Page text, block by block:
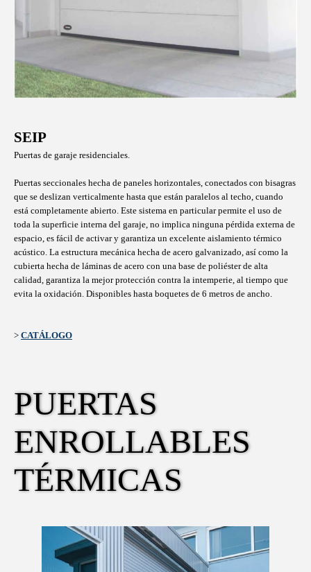
SEIP
Puertas de garaje residenciales.
Puertas seccionales hecha de paneles horizontales, conectados con bisagras
que se deslizan verticalmente hasta que están paralelos al techo, cuando
está completamente abierto. Este sistema en particular permite el uso de
toda la superficie interna del garaje, no implica ninguna pérdida externa de
espacio, es fácil de activar y garantiza un excelente aislamiento térmico
acústico. La estructura mecánica hecha de acero galvanizado, así como la
cubierta hecha de láminas de acero con una base de poliéster de alta
calidad, garantiza la mejor protección contra la intemperie, al tiempo que
evita la oxidación. Disponibles hasta boquetes de 6 metros de ancho.
> CATÁLOGO
PUERTAS
ENROLLABLES
TÉRMICAS